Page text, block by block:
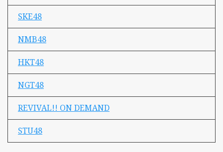
SKE48
NMB48
HKT48
NGT48
REVIVAL!! ON DEMAND
STU48